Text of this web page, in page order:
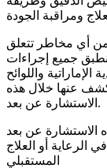
أي مخاطر تتعلق
جميع إجراءات
واللوائح
عنها خلال هذه
الاستشارة عن بعد.
عن بعد
أو العلاج
المستقبلي